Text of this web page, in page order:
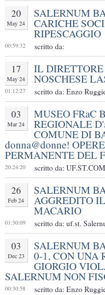
20
May 24
SALERNUM
CARICHE
RIPESCAGGIO
00:59:32 scritto da:
17
May 24
IL
NOSCHESE
01:12:27 scritto da: Enzo
03
Mar 24
MUSEO FRaC
REGIONALE
COMUNE DI
donna@donne!
PERMANENTE DEL
20:24:20 scritto da:
26
Feb 24
SALERNUM
AGGREDITO
MACARIO
01:30:09 scritto da: uf.st.
03
Dec 23
SALERNUM
0-1, CON UNA
GIORGIO
SALERNUM NON
00:30:58 scritto da: Enzo